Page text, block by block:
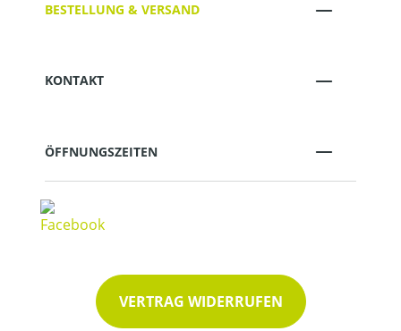
BESTELLUNG & VERSAND
KONTAKT
ÖFFNUNGSZEITEN
VERTRAG WIDERRUFEN